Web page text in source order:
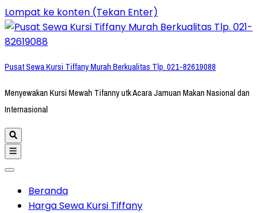
Lompat ke konten (Tekan Enter)
Pusat Sewa Kursi Tiffany Murah Berkualitas Tlp. 021-82619088
Menyewakan Kursi Mewah Tifanny utk Acara Jamuan Makan Nasional dan
Internasional
Beranda
Harga Sewa Kursi Tiffany